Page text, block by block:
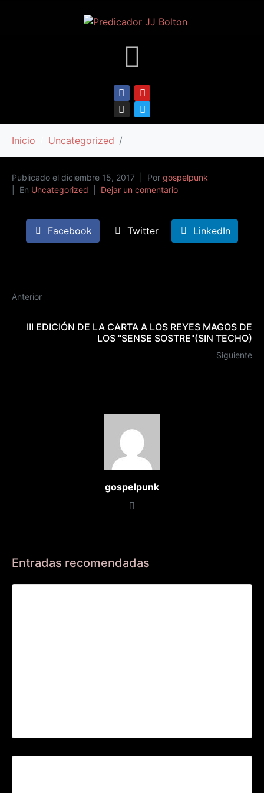
Inicio Uncategorized
Publicado el diciembre 15, 2017 Por gospelpunk
En Uncategorized Dejar un comentario
Facebook Twitter LinkedIn
Anterior
III EDICIÓN DE LA CARTA A LOS REYES MAGOS DE
LOS "SENSE SOSTRE"(SIN TECHO)
Siguiente
gospelpunk
Entradas recomendadas